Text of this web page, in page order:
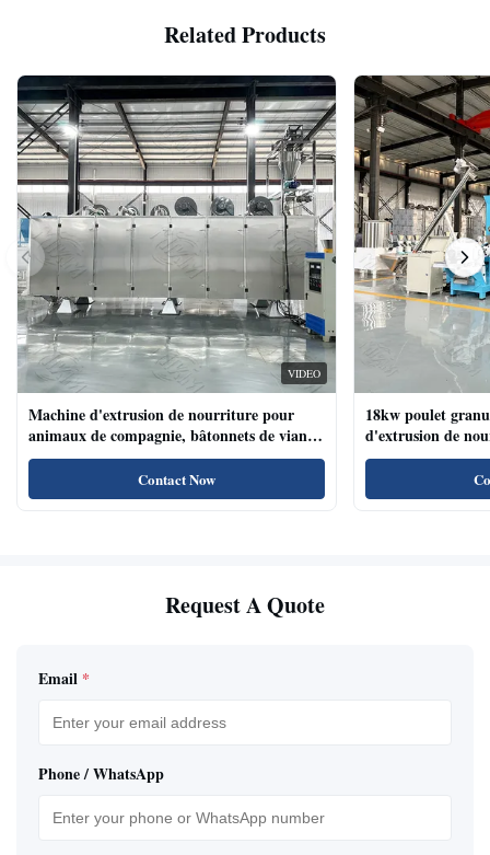
Related Products
VIDEO
Machine d'extrusion de nourriture pour
animaux de compagnie, bâtonnets de viande
de chien, machine d'extrusion de nourriture
pour animaux de compagnie avec système de
plateau automatique
Contact Now
18kw poulet
d'extrusion de
compagnie haute
naturels de
Request A Quote
Email *
Phone / WhatsApp